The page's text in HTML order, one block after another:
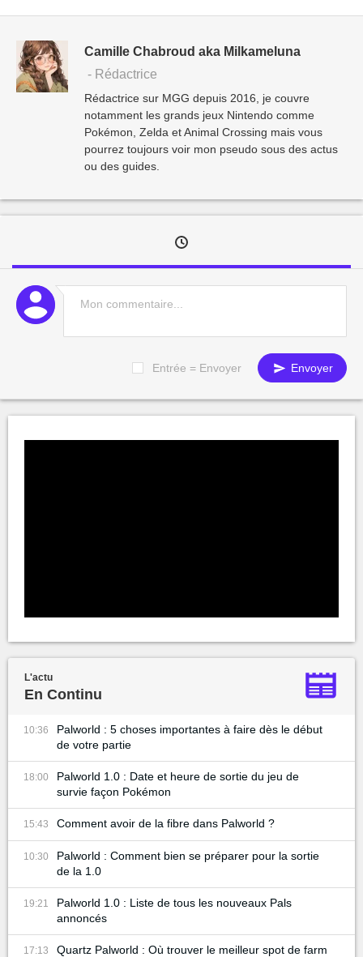
Camille Chabroud aka Milkameluna
- Rédactrice
Rédactrice sur MGG depuis 2016, je couvre
notamment les grands jeux Nintendo comme
Pokémon, Zelda et Animal Crossing mais vous
pourrez toujours voir mon pseudo sous des actus
ou des guides.
Entrée = Envoyer Envoyer
L'actu
En Continu
10:36
Palworld : 5 choses importantes à faire dès le début
de votre partie
18:00
Palworld 1.0 : Date et heure de sortie du jeu de
survie façon Pokémon
15:43 Comment avoir de la fibre dans Palworld ?
10:30
Palworld : Comment bien se préparer pour la sortie
de la 1.0
19:21
Palworld 1.0 : Liste de tous les nouveaux Pals
annoncés
17:13
Quartz Palworld : Où trouver le meilleur spot de farm